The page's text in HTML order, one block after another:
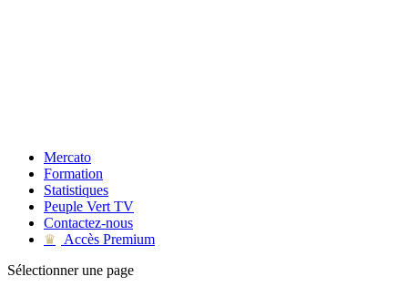
Mercato
Formation
Statistiques
Peuple Vert TV
Contactez-nous
♛
Accès Premium
Sélectionner une page